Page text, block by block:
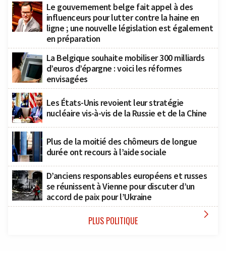
Le gouvernement belge fait appel à des
influenceurs pour lutter contre la haine en
ligne ; une nouvelle législation est également
en préparation
La Belgique souhaite mobiliser 300 milliards
d’euros d’épargne : voici les réformes
envisagées
Les États-Unis revoient leur stratégie
nucléaire vis-à-vis de la Russie et de la Chine
Plus de la moitié des chômeurs de longue
durée ont recours à l’aide sociale
D’anciens responsables européens et russes
se réunissent à Vienne pour discuter d’un
accord de paix pour l’Ukraine
PLUS POLITIQUE 